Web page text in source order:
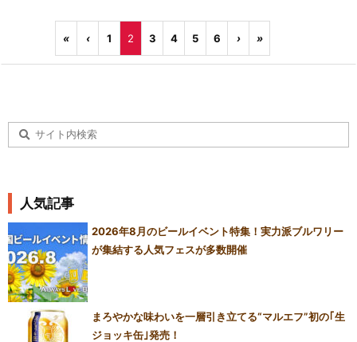
« ‹ 1 2 3 4 5 6 › »
人気記事
2026年8月のビールイベント特集！実力派ブルワリー
が集結する人気フェスが多数開催
まろやかな味わいを一層引き立てる“マルエフ”初の｢生
ジョッキ缶｣発売！